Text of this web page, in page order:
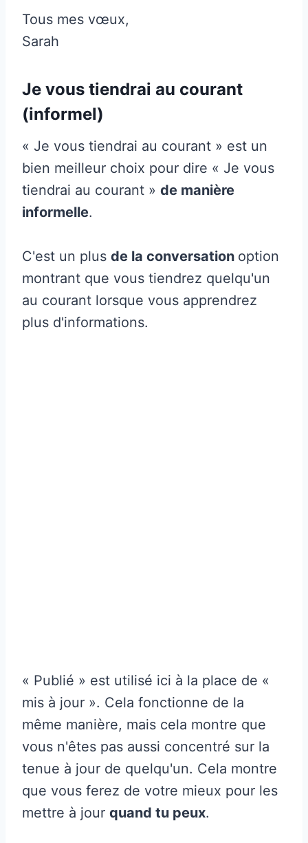
Tous mes vœux,
Sarah
Je vous tiendrai au courant
(informel)
« Je vous tiendrai au courant » est un
bien meilleur choix pour dire « Je vous
tiendrai au courant » de manière
informelle.
C'est un plus de la conversation option
montrant que vous tiendrez quelqu'un
au courant lorsque vous apprendrez
plus d'informations.
« Publié » est utilisé ici à la place de «
mis à jour ». Cela fonctionne de la
même manière, mais cela montre que
vous n'êtes pas aussi concentré sur la
tenue à jour de quelqu'un. Cela montre
que vous ferez de votre mieux pour les
mettre à jour quand tu peux.